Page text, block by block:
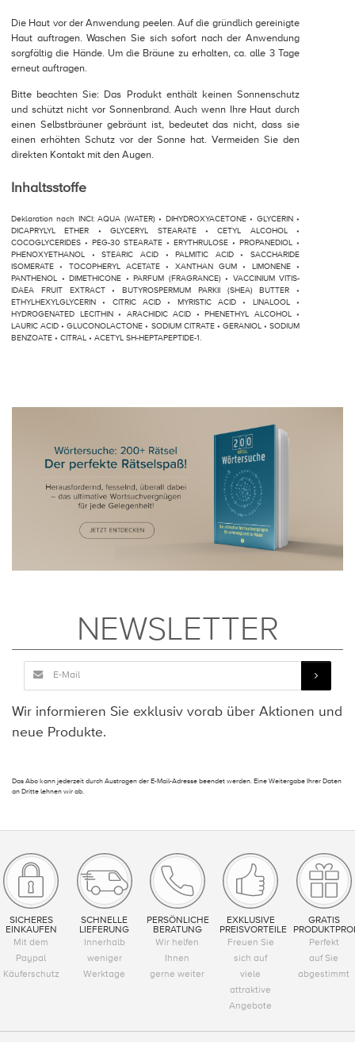
Die Haut vor der Anwendung peelen. Auf die gründlich gereinigte
Haut auftragen. Waschen Sie sich sofort nach der Anwendung
sorgfältig die Hände. Um die Bräune zu erhalten, ca. alle 3 Tage
erneut auftragen.
Bitte beachten Sie: Das Produkt enthält keinen Sonnenschutz
und schützt nicht vor Sonnenbrand. Auch wenn Ihre Haut durch
einen Selbstbräuner gebräunt ist, bedeutet das nicht, dass sie
einen erhöhten Schutz vor der Sonne hat. Vermeiden Sie den
direkten Kontakt mit den Augen.
Inhaltsstoffe
Deklaration nach INCI: AQUA (WATER) • DIHYDROXYACETONE • GLYCERIN •
DICAPRYLYL ETHER • GLYCERYL STEARATE • CETYL ALCOHOL •
COCOGLYCERIDES • PEG-30 STEARATE • ERYTHRULOSE • PROPANEDIOL •
PHENOXYETHANOL • STEARIC ACID • PALMITIC ACID • SACCHARIDE
ISOMERATE • TOCOPHERYL ACETATE • XANTHAN GUM • LIMONENE •
PANTHENOL • DIMETHICONE • PARFUM (FRAGRANCE) • VACCINIUM VITIS-
IDAEA FRUIT EXTRACT • BUTYROSPERMUM PARKII (SHEA) BUTTER •
ETHYLHEXYLGLYCERIN • CITRIC ACID • MYRISTIC ACID • LINALOOL •
HYDROGENATED LECITHIN • ARACHIDIC ACID • PHENETHYL ALCOHOL •
LAURIC ACID • GLUCONOLACTONE • SODIUM CITRATE • GERANIOL • SODIUM
BENZOATE • CITRAL • ACETYL SH-HEPTAPEPTIDE-1.
NEWSLETTER
Wir informieren Sie exklusiv vorab über Aktionen und
neue Produkte.
Das Abo kann jederzeit durch Austragen der E-Mail-Adresse beendet werden. Eine Weitergabe Ihrer Daten
an Dritte lehnen wir ab.
SICHERES
EINKAUFEN
Mit dem
Paypal
Käuferschutz
SCHNELLE
LIEFERUNG
Innerhalb
weniger
Werktage
PERSÖNLICHE
BERATUNG
Wir helfen
Ihnen
gerne weiter
EXKLUSIVE
PREISVORTEILE
Freuen Sie
sich auf
viele
attraktive
Angebote
GRATIS
Perfekt
auf Sie
abgestimmt